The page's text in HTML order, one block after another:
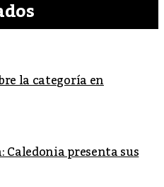
la categoría en
presenta sus